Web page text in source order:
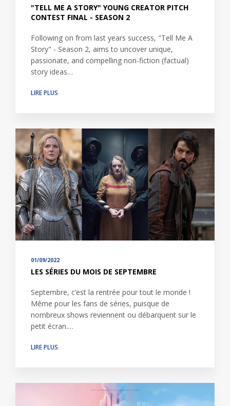
"TELL ME A STORY" YOUNG CREATOR PITCH
CONTEST FINAL - SEASON 2
Following on from last years success, "Tell Me A
Story" - Season 2, aims to uncover unique,
passionate, and compelling non-fiction (factual)
story ideas…
LIRE PLUS
01/09/2022
LES SÉRIES DU MOIS DE SEPTEMBRE
Septembre, c’est la rentrée pour tout le monde !
Même pour les fans de séries, puisque de
nombreux shows reviennent ou débarquent sur le
petit écran.…
LIRE PLUS